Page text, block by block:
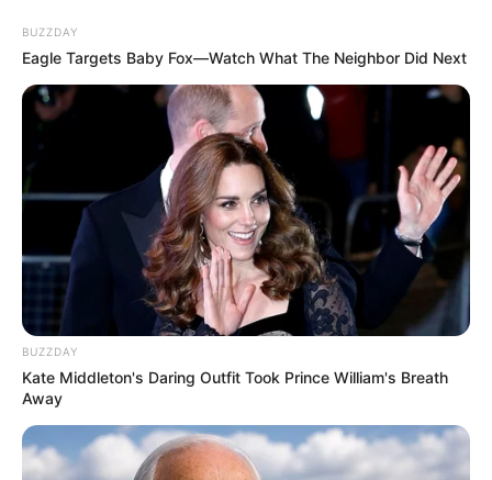
Serem! 9 Chat Ojek Online &
Pelanggan Ini Bikin Auto
Merinding
Bikin Ngakak, 10 Potret
Seadanya
BUZZDAY
Eagle Targets Baby Fox—Watch What The Neighbor Did Next
BUZZDAY
Kate Middleton's Daring Outfit Took Prince William's Breath
Away